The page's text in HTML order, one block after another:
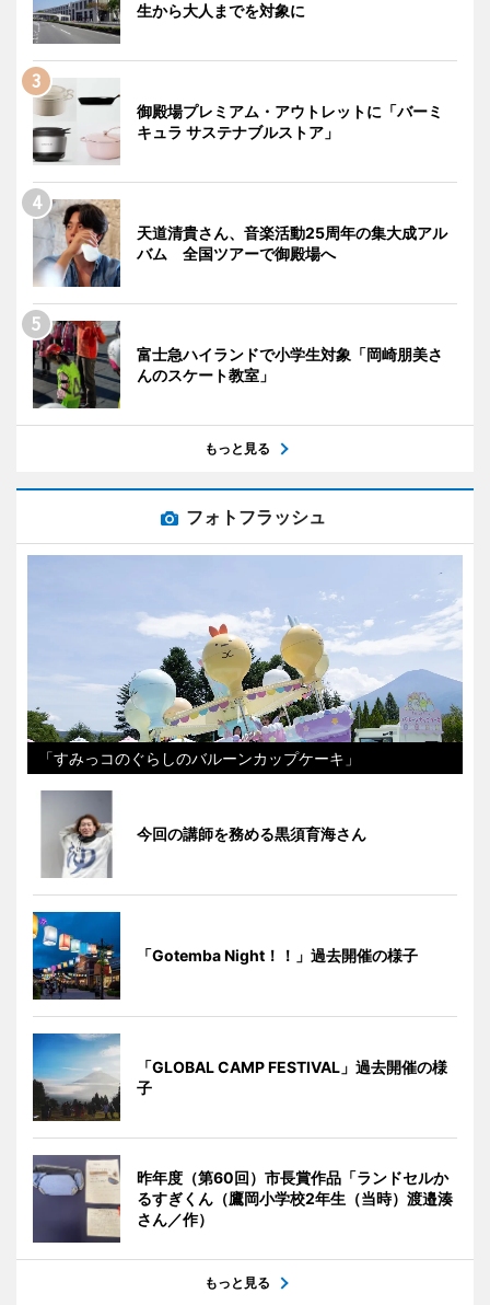
生から大人までを対象に
御殿場プレミアム・アウトレットに「バーミ
キュラ サステナブルストア」
天道清貴さん、音楽活動25周年の集大成アル
バム 全国ツアーで御殿場へ
富士急ハイランドで小学生対象「岡崎朋美さ
んのスケート教室」
もっと見る
フォトフラッシュ
「すみっコのぐらしのバルーンカップケーキ」
今回の講師を務める黒須育海さん
「Gotemba Night！！」過去開催の様子
「GLOBAL CAMP FESTIVAL」過去開催の様
子
昨年度（第60回）市長賞作品「ランドセルか
るすぎくん（鷹岡小学校2年生（当時）渡邉湊
さん／作）
もっと見る